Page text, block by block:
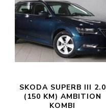
SKODA SUPERB III 2.0
(150 KM) AMBITION
KOMBI